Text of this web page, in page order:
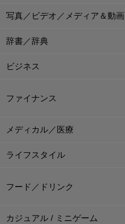
写真／ビデオ／メディア＆動画
辞書／辞典
ビジネス
ファイナンス
メディカル／医療
ライフスタイル
フード／ドリンク
カジュアル / ミニゲーム